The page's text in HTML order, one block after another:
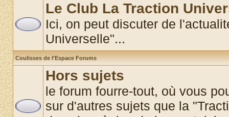
Le Club La Traction
Ici, on peut discuter de
Universelle"...
Coulisses de l'Espace Forums
Hors sujets
le forum fourre-tout, où vous
sur d'autres sujets que la